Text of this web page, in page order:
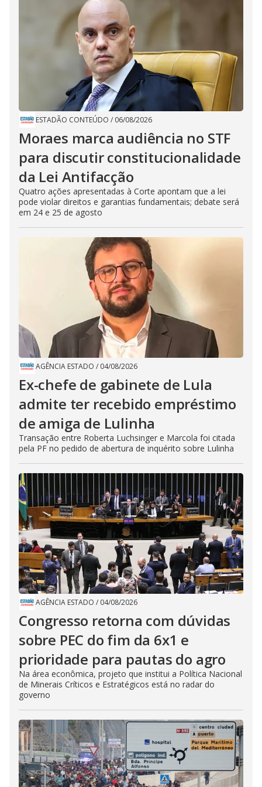
i
d
e
o
ESTADÃO CONTEÚDO / 06/08/2026
Moraes marca audiência no STF
para discutir constitucionalidade
da Lei Antifacção
Quatro ações apresentadas à Corte apontam que a lei
pode violar direitos e garantias fundamentais; debate será
em 24 e 25 de agosto
AGÊNCIA ESTADO / 04/08/2026
Ex-chefe de gabinete de Lula
admite ter recebido empréstimo
de amiga de Lulinha
Transação entre Roberta Luchsinger e Marcola foi citada
pela PF no pedido de abertura de inquérito sobre Lulinha
AGÊNCIA ESTADO / 04/08/2026
Congresso retorna com dúvidas
sobre PEC do fim da 6x1 e
prioridade para pautas do agro
Na área econômica, projeto que institui a Política Nacional
de Minerais Críticos e Estratégicos está no radar do
governo